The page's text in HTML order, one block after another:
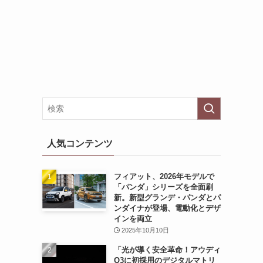
人気コンテンツ
フィアット、2026年モデルで
「パンダ」シリーズを全面刷
新。新型グランデ・パンダとパ
ンダイナが登場、電動化とデザ
インを両立
2025年10月10日
「光が導く安全革命！アウディ
Q3に初採用のデジタルマトリ